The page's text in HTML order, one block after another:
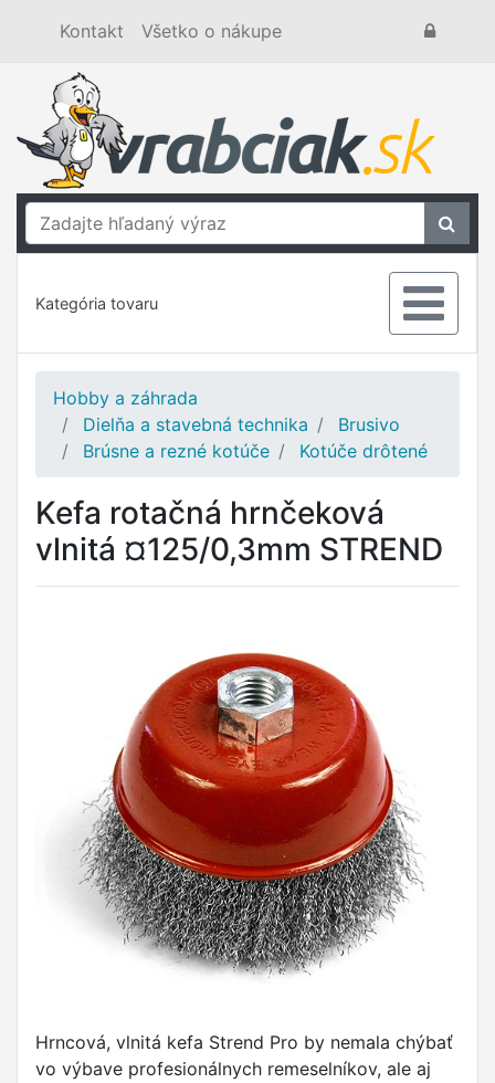
Kontakt Všetko o nákupe
Kategória tovaru
Hobby a záhrada
Dielňa a stavebná technika
Brusivo
Brúsne a rezné kotúče
Kotúče drôtené
Kefa rotačná hrnčeková
vlnitá ¤125/0,3mm STREND
Hrncová, vlnitá kefa Strend Pro by nemala chýbať
vo výbave profesionálnych remeselníkov, ale aj